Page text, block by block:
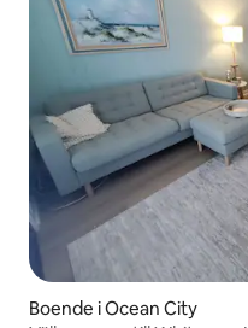
Boende i Ocean City